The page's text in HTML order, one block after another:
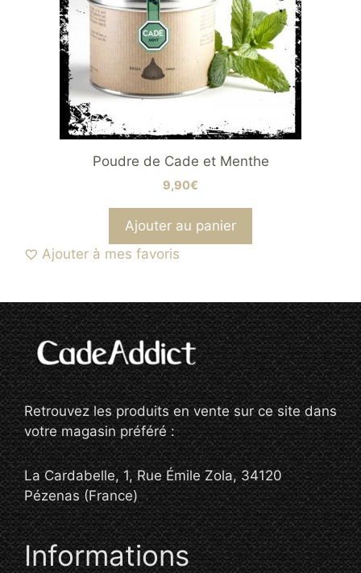
Poudre de Cade et Menthe
9,90€
Ajouter au panier
Ajouter à mes favoris
Retrouvez les produits en vente sur ce site dans
votre magasin préféré :
La Cardabelle, 1, Rue Émile Zola, 34120
Pézenas (France)
Informations